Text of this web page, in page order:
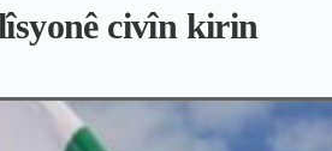
civîn kirin